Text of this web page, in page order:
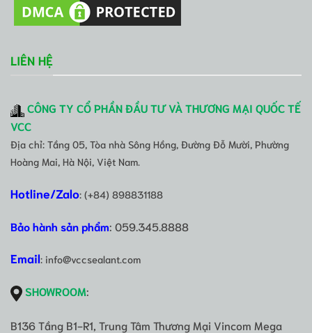
LIÊN HỆ
CÔNG TY CỔ PHẦN ĐẦU TƯ VÀ THƯƠNG MẠI QUỐC TẾ
VCC
Địa chỉ: Tầng 05, Tòa nhà Sông Hồng, Đường Đỗ Mười, Phường
Hoàng Mai, Hà Nội, Việt Nam.
Hotline/Zalo: (+84) 898831188
Bảo hành sản phẩm: 059.345.8888
Email: info@vccsealant.com
SHOWROOM:
B136 Tầng B1-R1, Trung Tâm Thương Mại Vincom Mega